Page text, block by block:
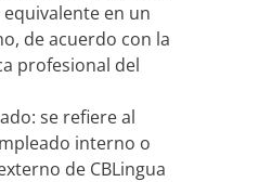
en un
de acuerdo con la
profesional del
se refiere al
interno o
de CBLingua